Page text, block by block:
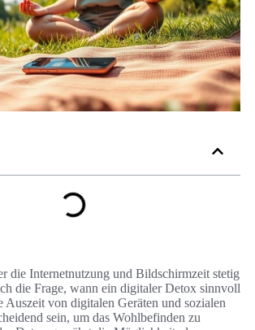
die Internetnutzung und Bildschirmzeit stetig
die Frage, wann ein digitaler Detox sinnvoll
Auszeit von digitalen Geräten und sozialen
sein, um das Wohlbefinden zu